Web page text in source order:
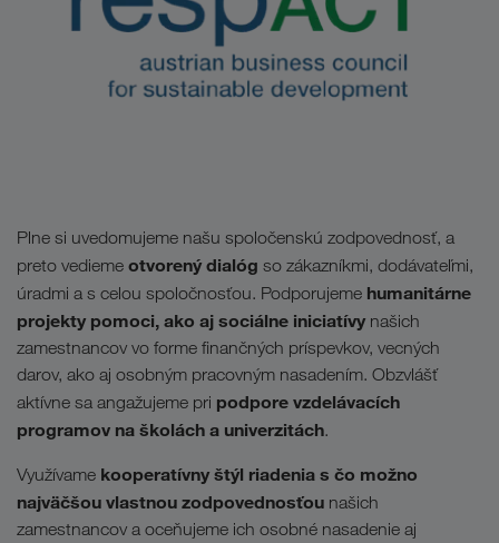
Plne si uvedomujeme našu spoločenskú zodpovednosť, a
preto vedieme otvorený dialóg so zákazníkmi, dodávateľmi,
úradmi a s celou spoločnosťou. Podporujeme humanitárne
projekty pomoci, ako aj sociálne iniciatívy našich
zamestnancov vo forme finančných príspevkov, vecných
darov, ako aj osobným pracovným nasadením. Obzvlášť
aktívne sa angažujeme pri podpore vzdelávacích
programov na školách a univerzitách.
Využívame kooperatívny štýl riadenia s čo možno
najväčšou vlastnou zodpovednosťou našich
zamestnancov a oceňujeme ich osobné nasadenie aj